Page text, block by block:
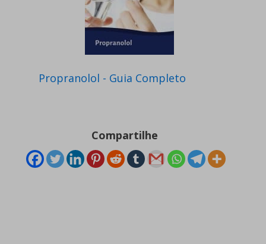
Propranolol - Guia Completo
Compartilhe